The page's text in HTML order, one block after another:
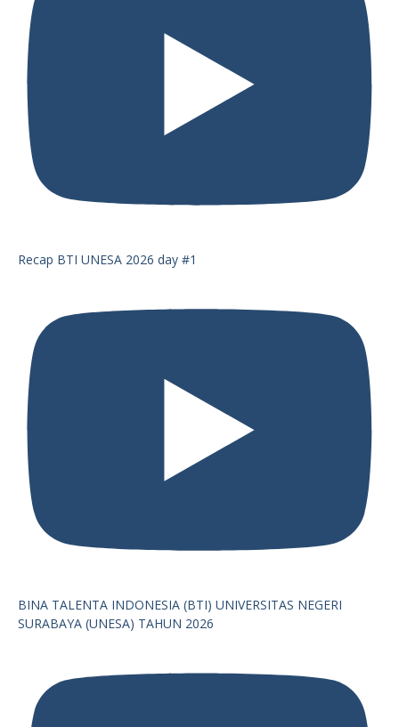
Recap BTI UNESA 2026 day #1
BINA TALENTA INDONESIA (BTI) UNIVERSITAS NEGERI
SURABAYA (UNESA) TAHUN 2026